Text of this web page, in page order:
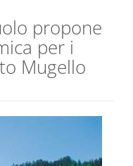
propone
per i
Mugello